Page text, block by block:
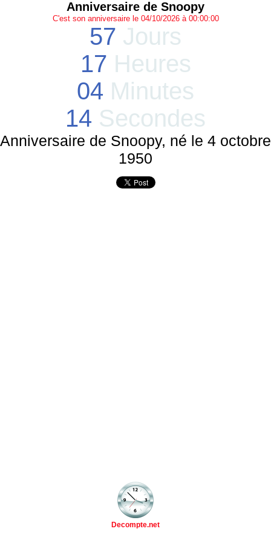
Anniversaire de Snoopy
C'est son anniversaire le 04/10/2026 à 00:00:00
57 Jours
17 Heures
04 Minutes
14 Secondes
Anniversaire de Snoopy, né le 4 octobre
1950
Decompte.net